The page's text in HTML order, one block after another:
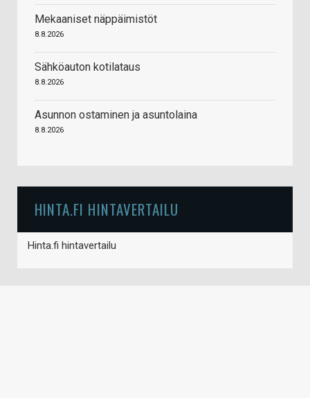
Mekaaniset näppäimistöt
8.8.2026
Sähköauton kotilataus
8.8.2026
Asunnon ostaminen ja asuntolaina
8.8.2026
HINTA.FI HINTAVERTAILU
Hinta.fi hintavertailu